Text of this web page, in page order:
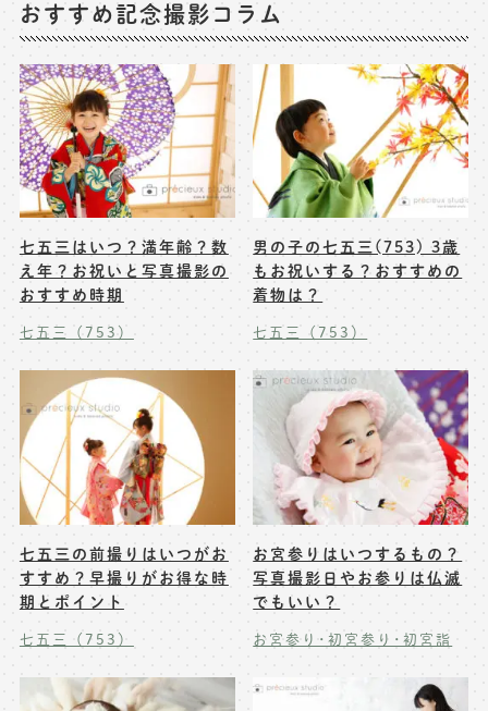
おすすめ記念撮影コラム
七五三はいつ？満年齢？数
え年？お祝いと写真撮影の
おすすめ時期
七五三（753）
男の子の七五三(753) 3歳
もお祝いする？おすすめの
着物は？
七五三（753）
七五三の前撮りはいつがお
すすめ？早撮りがお得な時
期とポイント
七五三（753）
お宮参りはいつするもの？
写真撮影日やお参りは仏滅
でもいい？
お宮参り･初宮参り･初宮詣